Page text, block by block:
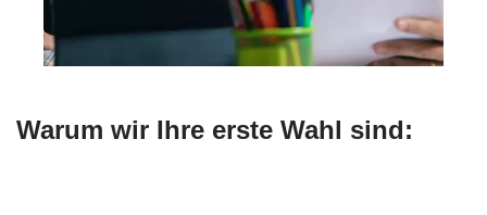
Warum wir Ihre erste Wahl sind: